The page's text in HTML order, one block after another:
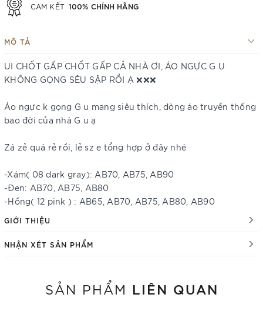
CAM KẾT 100% CHÍNH HÃNG
MÔ TẢ
UI CHỐT GẤP CHỐT GẤP CẢ NHÀ ƠI, ÁO NGỰC G U
KHÔNG GỌNG SÊU SẬP RỒI Ạ ❌❌❌
Áo ngực k gọng G u mang siêu thích, dòng áo truyền thống
bao đời của nhà G u ạ
Zá zẻ quá rẻ rồi, lẻ sz e tổng hợp ở đây nhé
-Xám( 08 dark gray): AB70, AB75, AB90
-Đen: AB70, AB75, AB80
-Hồng( 12 pink ) : AB65, AB70, AB75, AB80, AB90
GIỚI THIỆU
NHẬN XÉT SẢN PHẨM
SẢN PHẨM LIÊN QUAN